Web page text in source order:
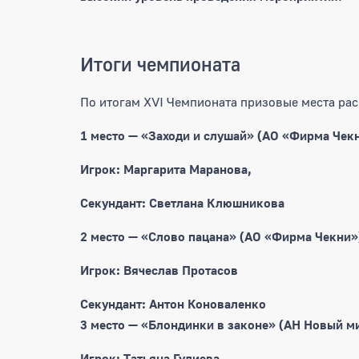
Итоги чемпионата
По итогам XVI Чемпионата призовые места
1 место — «Заходи и слушай» (АО «Фирма
Игрок: Маргарита Маранова,
Секундант: Светлана Клюшникова
2 место — «Слово пацана» (АО «Фирма
Игрок: Вячеслав Протасов
Секундант: Антон Коноваленко
3 место — «Блондинки в законе» (АН Новый